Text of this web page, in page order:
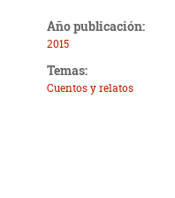
Año publicación:
2015
Temas:
Cuentos y relatos